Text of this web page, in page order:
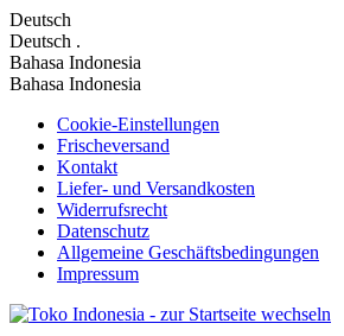
Deutsch
Deutsch .
Bahasa Indonesia
Bahasa Indonesia
Cookie-Einstellungen
Frischeversand
Kontakt
Liefer- und Versandkosten
Widerrufsrecht
Datenschutz
Allgemeine Geschäftsbedingungen
Impressum